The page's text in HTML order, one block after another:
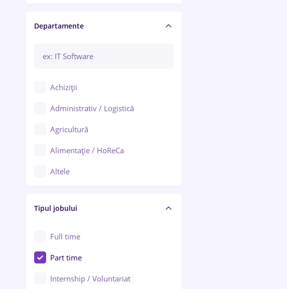
Brașov
Bacău
Galați (Galați)
Ploiești
Arad
Baia Mare
Bârlad
Departamente
Achiziții
Administrativ / Logistică
Agricultură
Alimentație / HoReCa
Altele
Asigurări
Au pair / Babysitter / Curățenie
Audit / Consultanță
Auto / Echipamente
Tipul jobului
Full time
Part time
Internship / Voluntariat